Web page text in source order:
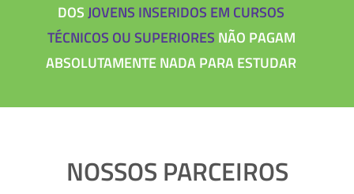
DOSJOVENS INSERIDOS EM CURSOS
TÉCNICOS OU SUPERIORES NÃO PAGAM
ABSOLUTAMENTE NADA PARA ESTUDAR
NOSSOS PARCEIROS